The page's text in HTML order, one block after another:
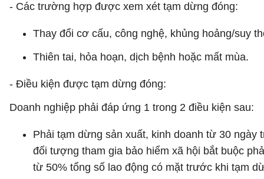
- Các trường hợp được xem xét tạm dừng đóng:
Thay đổi cơ cấu, công nghệ, khủng hoảng/suy
Thiên tai, hỏa hoạn, dịch bệnh hoặc mất mùa.
- Điều kiện được tạm dừng đóng:
Doanh nghiệp phải đáp ứng 1 trong 2 điều kiện sau:
Phải tạm dừng sản xuất, kinh doanh từ 30
đối tượng tham gia bảo hiểm xã hội bắt buộc
từ 50% tổng số lao động có mặt trước khi tạm